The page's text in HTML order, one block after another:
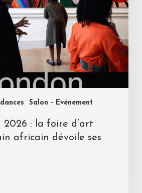
Salon - Evénement
2026 : la foire d’art
africain dévoile ses